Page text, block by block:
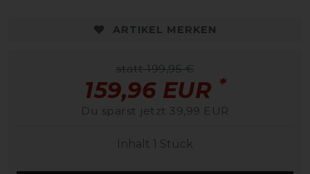
ARTIKEL MERKEN
statt 199,95 €
159,96 EUR *
Du sparst jetzt 39,99 EUR
Inhalt 1 Stück